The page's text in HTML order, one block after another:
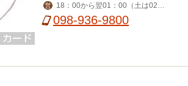
営
18：00から翌01：00（土は02：
00まで）
098-936-9800